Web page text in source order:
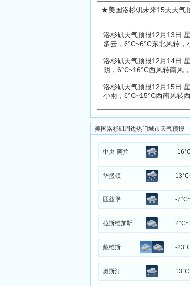
美国洛杉矶周边热门城市天气预报 -
中央-阿拉 -
华盛顿
匹兹堡 -
拉斯维加斯
戴维斯 -
奥斯汀